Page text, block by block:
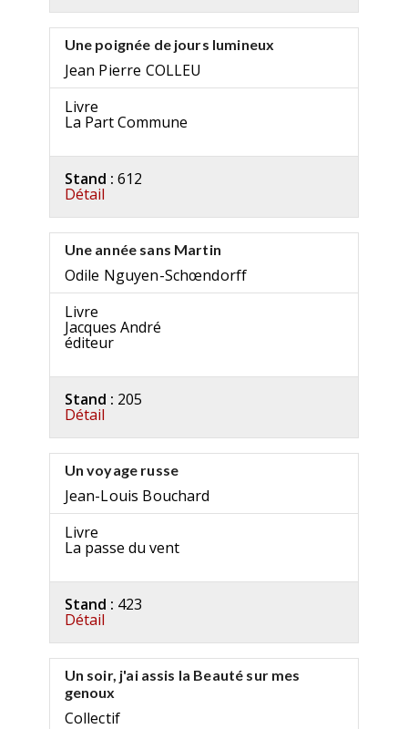
Une poignée de jours lumineux
Jean Pierre COLLEU
Livre
La Part Commune
Stand : 612
Détail
Une année sans Martin
Odile Nguyen-Schœndorff
Livre
Jacques André
éditeur
Stand : 205
Détail
Un voyage russe
Jean-Louis Bouchard
Livre
La passe du vent
Stand : 423
Détail
Un soir, j'ai assis la Beauté sur mes
genoux
Collectif